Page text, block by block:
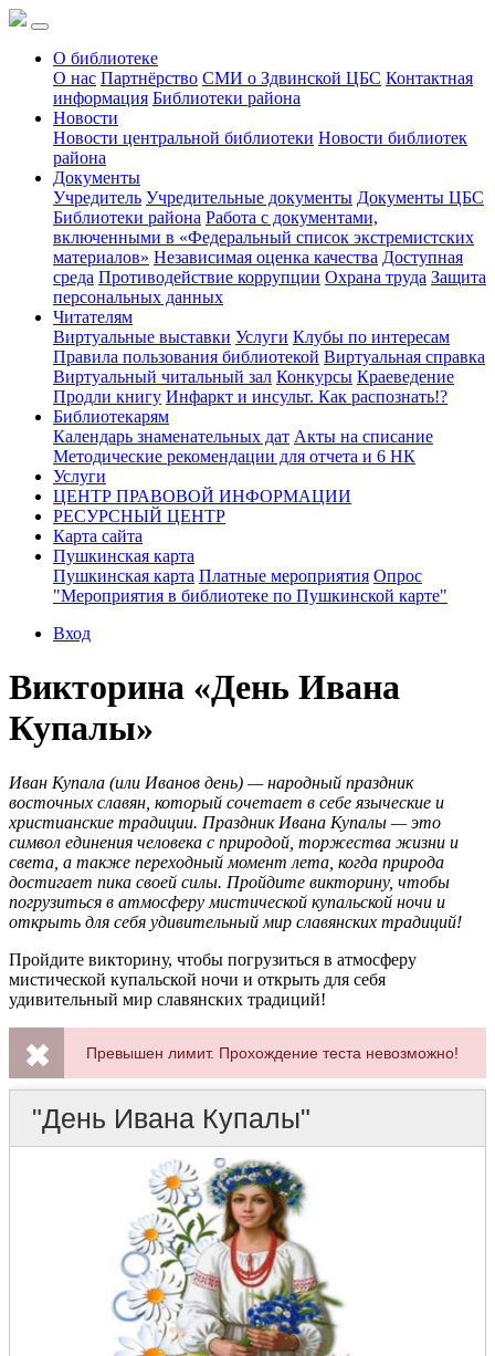
О библиотеке
О нас Партнёрство СМИ о Здвинской ЦБС Контактная
информация Библиотеки района
Новости
Новости центральной библиотеки Новости библиотек
района
Документы
Учредитель Учредительные документы Документы ЦБС
Библиотеки района Работа с документами,
включенными в «Федеральный список экстремистских
материалов» Независимая оценка качества Доступная
среда Противодействие коррупции Охрана труда Защита
персональных данных
Читателям
Виртуальные выставки Услуги Клубы по интересам
Правила пользования библиотекой Виртуальная справка
Виртуальный читальный зал Конкурсы Краеведение
Продли книгу Инфаркт и инсульт. Как распознать!?
Библиотекарям
Календарь знаменательных дат Акты на списание
Методические рекомендации для отчета и 6 НК
Услуги
ЦЕНТР ПРАВОВОЙ ИНФОРМАЦИИ
РЕСУРСНЫЙ ЦЕНТР
Карта сайта
Пушкинская карта
Пушкинская карта Платные мероприятия Опрос
"Мероприятия в библиотеке по Пушкинской карте"
Вход
Викторина «День Ивана
Купалы»
Иван Купала (или Иванов день) — народный праздник
восточных славян, который сочетает в себе языческие и
христианские традиции. Праздник Ивана Купалы — это
символ единения человека с природой, торжества жизни и
света, а также переходный момент лета, когда природа
достигает пика своей силы. Пройдите викторину, чтобы
погрузиться в атмосферу мистической купальской ночи и
открыть для себя удивительный мир славянских традиций!
Пройдите викторину, чтобы погрузиться в атмосферу
мистической купальской ночи и открыть для себя
удивительный мир славянских традиций!